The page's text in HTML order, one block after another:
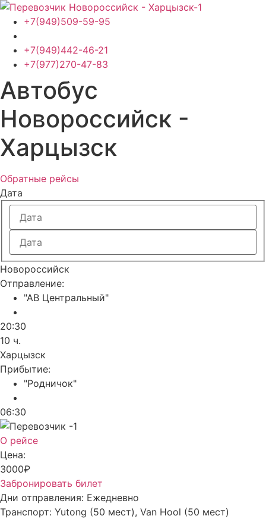
Перейти
содержимому
+7(949)509-59-95
+7(949)442-46-21
+7(977)270-47-83
Автобус
Новороссийск -
Харцызск
Обратные рейсы
Дата
Новороссийск
Отправление:
"АВ Центральный"
20:30
10 ч.
Харцызск
Прибытие:
"Родничок"
06:30
О рейсе
Цена:
3000₽
Забронировать билет
Дни отправления: Ежедневно
Транспорт: Yutong (50 мест), Van Hool (50 мест)